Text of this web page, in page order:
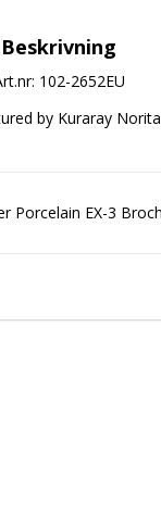
Beskrivning
102-2652EU
by Kuraray
Porcelain EX-3